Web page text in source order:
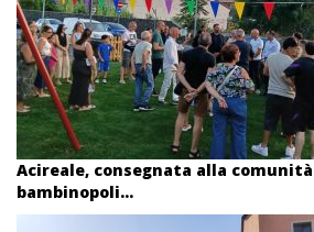
Acireale, consegnata alla
bambinopoli...